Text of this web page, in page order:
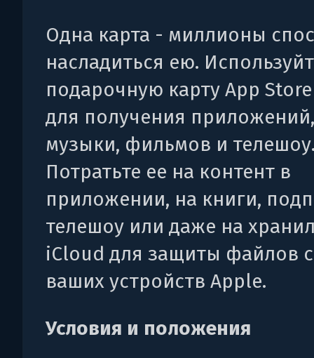
Одна карта - миллионы
насладиться ею.
подарочную карту App
для получения
музыки, фильмов и
Потратьте ее на контент в
приложении, на книги,
телешоу или даже на
iCloud для защиты файлов
ваших устройств Apple.
Условия и положения